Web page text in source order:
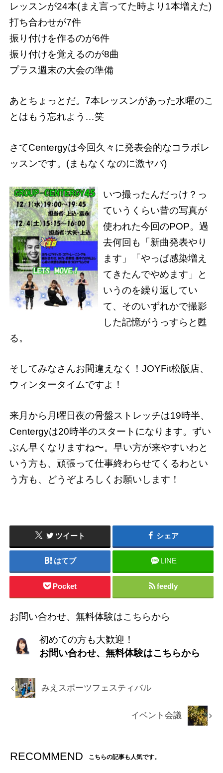
レッスンが24本(まえ言ってた時より1本増えた)
打ち合わせが7件
振り付けを作るのが6件
振り付けを覚えるのが8曲
プラス週末の大会の準備
あとちょっとだ。7本レッスンがあった水曜のこ
とはもう忘れよう…笑
さてCentergyは今回久々に発表会的なコラボレ
ッスンです。(まもなくなのに激ヤバ)
いつ撮ったんだっけ？っ
ていうくらい昔の写真が
使われた今回のPOP。過
去何回も「新曲発表やり
ます」「やっぱ感染増え
てきたんでやめます」と
いうのを繰り返してい
て、そのいずれかで撮影
した記憶がうっすらと甦
る。
そしてみなさんお間違えなく！JOYFit松阪店、
ウィンタータイムですよ！
来月から月曜日夜の骨盤ストレッチは19時半、
Centergyは20時半のスタートになります。ずい
ぶん早くなりますね〜。早い方が来やすいわと
いう方も、頑張って仕事終わらせてくるわとい
う方も、どうぞよろしくお願いします！
ツイート シェア
はてブ LINE
Pocket feedly
お問い合わせ、無料体験はこちらから
初めての方も大歓迎！
お問い合わせ、無料体験はこちらから
みえスポーツフェスティバル
イベント会議
RECOMMEND こちらの記事も人気です。